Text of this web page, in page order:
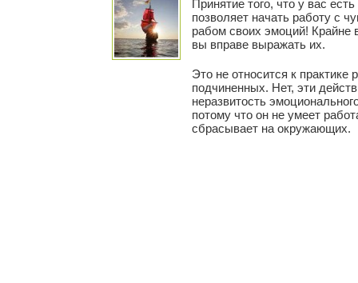
Принятие того, что у вас
позволяет начать работу с
рабом своих эмоций! Крайне
вы вправе выражать их.
Это не относится к практике
подчиненных. Нет, эти
неразвитость
потому что он не умеет
сбрасывает на окружающих.